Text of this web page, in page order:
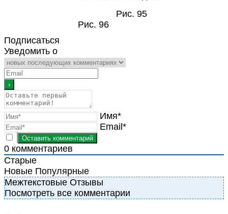
Рис. 95
Рис. 96
Подписаться
Уведомить о
Имя*
Email*
0 комментариев
Старые
Новые Популярные
Межтекстовые Отзывы
Посмотреть все комментарии